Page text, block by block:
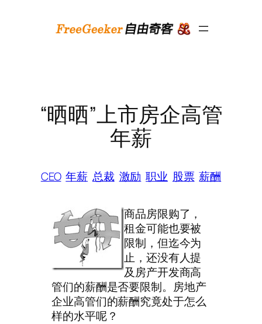
“晒晒”上市房企高管
年薪
CEO 年薪 总裁 激励 职业 股票 薪酬
商品房限购了，
租金可能也要被
限制，但迄今为
止，还没有人提
及房产开发商高
管们的薪酬是否要限制。房地产
企业高管们的薪酬究竟处于怎么
样的水平呢？